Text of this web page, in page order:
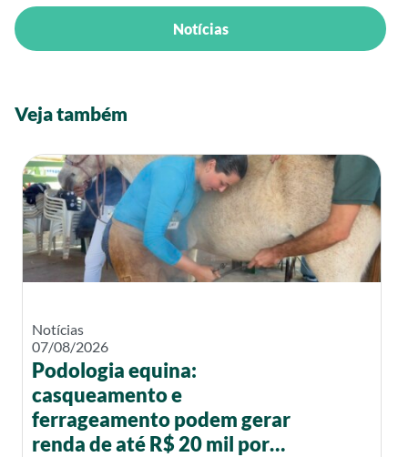
Notícias
Veja também
Notícias
07/08/2026
Podologia equina:
casqueamento e
ferrageamento podem gerar
renda de até R$ 20 mil por